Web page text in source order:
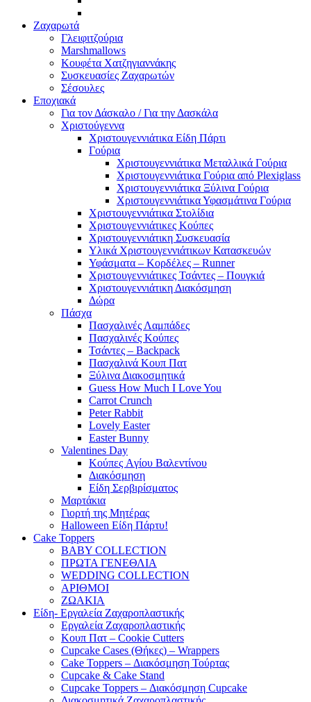
Ζαχαρωτά
Γλειφιτζούρια
Marshmallows
Κουφέτα Χατζηγιαννάκης
Συσκευασίες Ζαχαρωτών
Σέσουλες
Εποχιακά
Για τον Δάσκαλο / Για την Δασκάλα
Χριστούγεννα
Χριστουγεννιάτικα Είδη Πάρτι
Γούρια
Χριστουγεννιάτικα Μεταλλικά Γούρια
Χριστουγεννιάτικα Γούρια από Plexiglass
Χριστουγεννιάτικα Ξύλινα Γούρια
Χριστουγεννιάτικα Υφασμάτινα Γούρια
Χριστουγεννιάτικα Στολίδια
Χριστουγεννιάτικες Κούπες
Χριστουγεννιάτικη Συσκευασία
Υλικά Χριστουγεννιάτικων Κατασκευών
Υφάσματα – Κορδέλες – Runner
Χριστουγεννιάτικες Τσάντες – Πουγκιά
Χριστουγεννιάτικη Διακόσμηση
Δώρα
Πάσχα
Πασχαλινές Λαμπάδες
Πασχαλινές Κούπες
Τσάντες – Backpack
Πασχαλινά Κουπ Πατ
Ξύλινα Διακοσμητικά
Guess How Much I Love You
Carrot Crunch
Peter Rabbit
Lovely Easter
Easter Bunny
Valentines Day
Κούπες Aγίου Βαλεντίνου
Διακόσμηση
Είδη Σερβιρίσματος
Μαρτάκια
Γιορτή της Μητέρας
Halloween Είδη Πάρτυ!
Cake Toppers
BABY COLLECTION
ΠΡΩΤΑ ΓΕΝΕΘΛΙΑ
WEDDING COLLECTION
ΑΡΙΘΜΟΙ
ΖΩΑΚΙΑ
Είδη- Εργαλεία Ζαχαροπλαστικής
Εργαλεία Ζαχαροπλαστικής
Κουπ Πατ – Cookie Cutters
Cupcake Cases (Θήκες) – Wrappers
Cake Toppers – Διακόσμηση Τούρτας
Cupcake & Cake Stand
Cupcake Toppers – Διακόσμηση Cupcake